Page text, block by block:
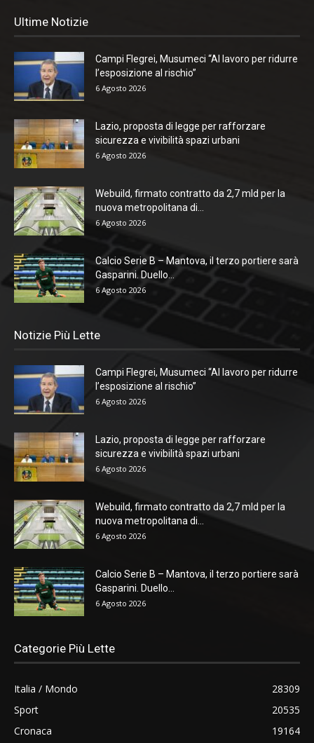
Ultime Notizie
Campi Flegrei, Musumeci “Al lavoro per ridurre
l’esposizione al rischio”
6 Agosto 2026
Lazio, proposta di legge per rafforzare
sicurezza e vivibilità spazi urbani
6 Agosto 2026
Webuild, firmato contratto da 2,7 mld per la
nuova metropolitana di...
6 Agosto 2026
Calcio Serie B – Mantova, il terzo portiere sarà
Gasparini. Duello...
6 Agosto 2026
Notizie Più Lette
Campi Flegrei, Musumeci “Al lavoro per ridurre
l’esposizione al rischio”
6 Agosto 2026
Lazio, proposta di legge per rafforzare
sicurezza e vivibilità spazi urbani
6 Agosto 2026
Webuild, firmato contratto da 2,7 mld per la
nuova metropolitana di...
6 Agosto 2026
Calcio Serie B – Mantova, il terzo portiere sarà
Gasparini. Duello...
6 Agosto 2026
Categorie Più Lette
Italia / Mondo
28309
Sport
20535
Cronaca
19164